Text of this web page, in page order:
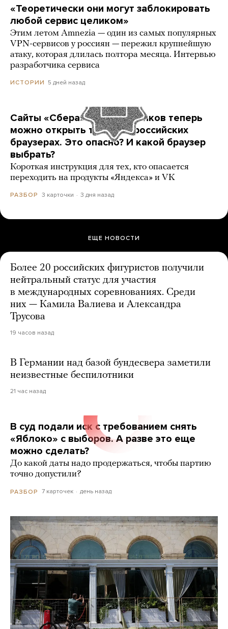
«Теоретически они могут заблокировать
любой сервис целиком»
Этим летом Amnezia — один из самых популярных
VPN-сервисов у россиян — пережил крупнейшую
атаку, которая длилась полтора месяца. Интервью
разработчика сервиса
ИСТОРИИ 5 дней назад
Сайты «Сбера» и других банков теперь
можно открыть только в российских
браузерах. Это опасно? И какой браузер
выбрать?
Короткая инструкция для тех, кто опасается
переходить на продукты «Яндекса» и VK
РАЗБОР 3 карточки 3 дня назад
ЕЩЕ НОВОСТИ
Более 20 российских фигуристов получили
нейтральный статус для участия
в международных соревнованиях. Среди
них — Камила Валиева и Александра
Трусова
19 часов назад
В Германии над базой бундесвера заметили
неизвестные беспилотники
21 час назад
В суд подали иск с требованием снять
«Яблоко» с выборов. А разве это еще
можно сделать?
До какой даты надо продержаться, чтобы партию
точно допустили?
РАЗБОР 7 карточек день назад